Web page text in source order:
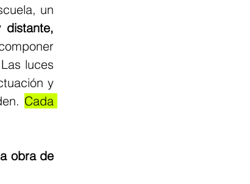
un
luces
y
Cada
obra de